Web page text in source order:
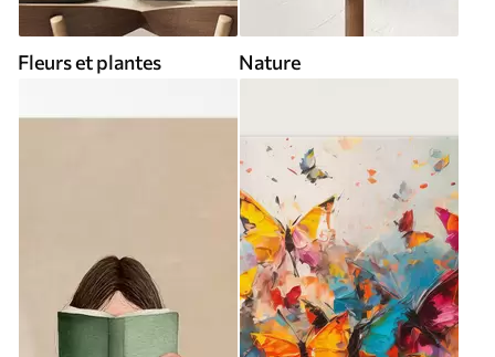
Fleurs et plantes Nature